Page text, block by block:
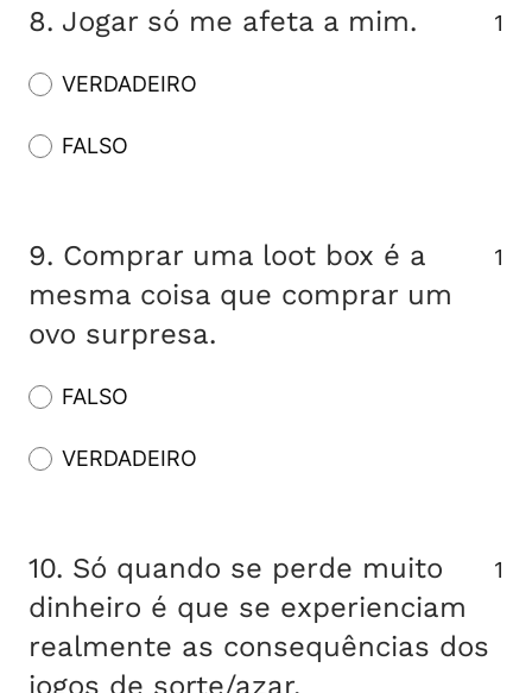
8. Jogar só me afeta a mim. 1
VERDADEIRO
FALSO
9. Comprar uma loot box é a
mesma coisa que comprar um
ovo surpresa.
1
FALSO
VERDADEIRO
10. Só quando se perde muito
dinheiro é que se experienciam
realmente as consequências dos
jogos de sorte/azar.
1